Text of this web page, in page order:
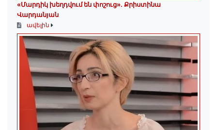
«Մարդիկ խեղդվում են փոշուց»․ Քրիստինա
Վարդանյան
ավելին